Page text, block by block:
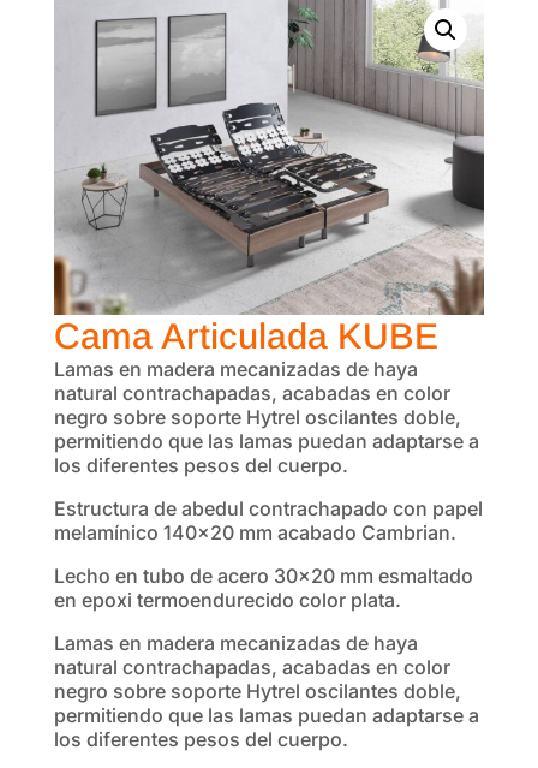
Cama Articulada KUBE
Lamas en madera mecanizadas de haya
natural contrachapadas, acabadas en color
negro sobre soporte Hytrel oscilantes doble,
permitiendo que las lamas puedan adaptarse a
los diferentes pesos del cuerpo.
Estructura de abedul contrachapado con papel
melamínico 140×20 mm acabado Cambrian.
Lecho en tubo de acero 30×20 mm esmaltado
en epoxi termoendurecido color plata.
Lamas en madera mecanizadas de haya
natural contrachapadas, acabadas en color
negro sobre soporte Hytrel oscilantes doble,
permitiendo que las lamas puedan adaptarse a
los diferentes pesos del cuerpo.